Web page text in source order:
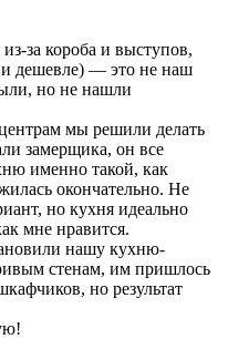
за короба и выступов,
и дешевле) — это не наш
но не нашли
мы решили делать
замерщика, он все
именно такой, как
окончательно. Не
но кухня идеально
мне нравится.
нашу кухню-
стенам, им пришлось
но результат